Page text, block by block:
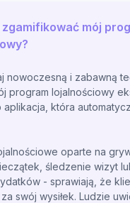
zgamifikować mój
nowoczesną i zabawną
program lojalnościowy
aplikacja, która
oparte na
śledzenie wizyt
- sprawiają, że
swój wysiłek. Ludzie